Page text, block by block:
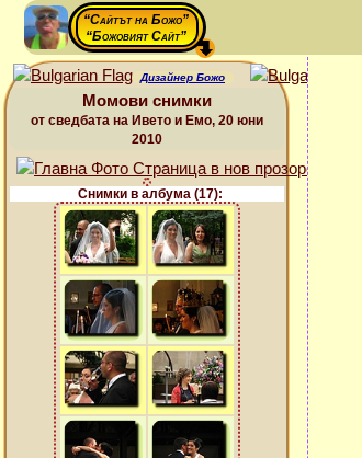
“Сайтът на Божо”
“Божовият Сайт”
Дизайнер Божо
Момови снимки
от сведбата на Ивето и Емо, 20 юни
2010
Снимки в албума (17):